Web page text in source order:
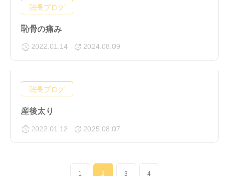
院長ブログ
恥骨の痛み
2022.01.14 2024.08.09
院長ブログ
産後太り
2022.01.12 2025.08.07
1 2 3 4